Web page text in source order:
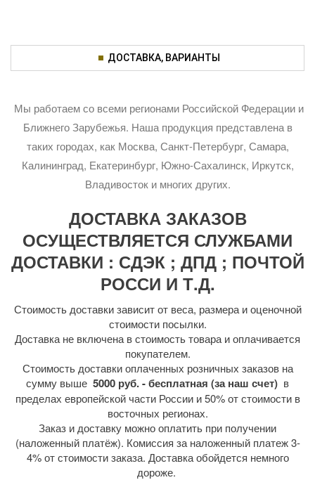
ДОСТАВКА, ВАРИАНТЫ
Мы работаем со всеми регионами Российской Федерации и
Ближнего Зарубежья. Наша продукция представлена в
таких городах, как Москва, Санкт-Петербург, Самара,
Калининград, Екатеринбург, Южно-Сахалинск, Иркутск,
Владивосток и многих других.
ДОСТАВКА ЗАКАЗОВ
ОСУЩЕСТВЛЯЕТСЯ СЛУЖБАМИ
ДОСТАВКИ : СДЭК ; ДПД ; ПОЧТОЙ
РОССИ И Т.Д.
Стоимость доставки зависит от веса, размера и оценочной
стоимости посылки.
Доставка не включена в стоимость товара и оплачивается
покупателем.
Стоимость доставки оплаченных розничных заказов на
сумму выше 5000 руб. - бесплатная (за наш счет) в
пределах европейской части России и 50% от стоимости в
восточных регионах.
Заказ и доставку можно оплатить при получении
(наложенный платёж). Комиссия за наложенный платеж 3-
4% от стоимости заказа. Доставка обойдется немного
дороже.